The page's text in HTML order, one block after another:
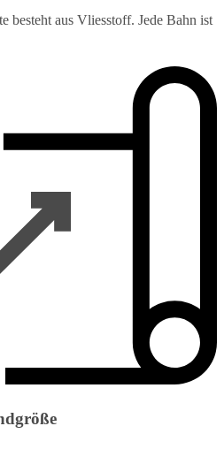
besteht aus Vliesstoff. Jede Bahn ist